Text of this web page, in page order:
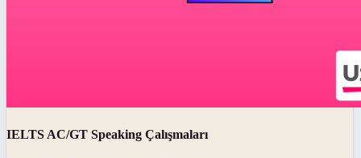
IELTS AC/GT Speaking Çalışmaları